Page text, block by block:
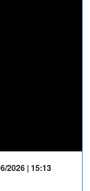
2026 | 15:13